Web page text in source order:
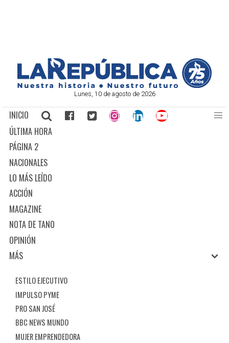
Lunes, 10 de agosto de 2026
INICIO
ÚLTIMA HORA
PÁGINA 2
NACIONALES
LO MÁS LEÍDO
ACCIÓN
MAGAZINE
NOTA DE TANO
OPINIÓN
MÁS
ESTILO EJECUTIVO
IMPULSO PYME
PRO SAN JOSÉ
BBC NEWS MUNDO
MUJER EMPRENDEDORA